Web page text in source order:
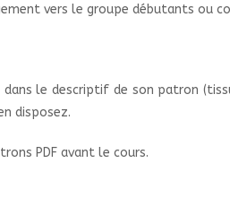
vers le groupe débutants ou
dans le descriptif de son patron
disposez.
PDF avant le cours.